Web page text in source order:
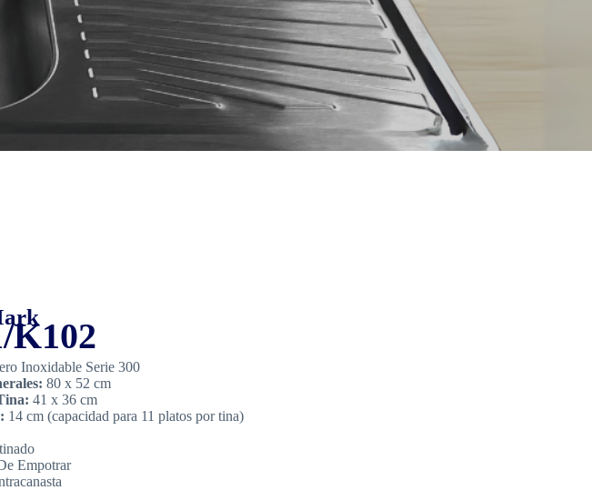
K102
Inoxidable Serie 300
80 x 52 cm
41 x 36 cm
14 cm (capacidad para 11 platos por tina)
Empotrar